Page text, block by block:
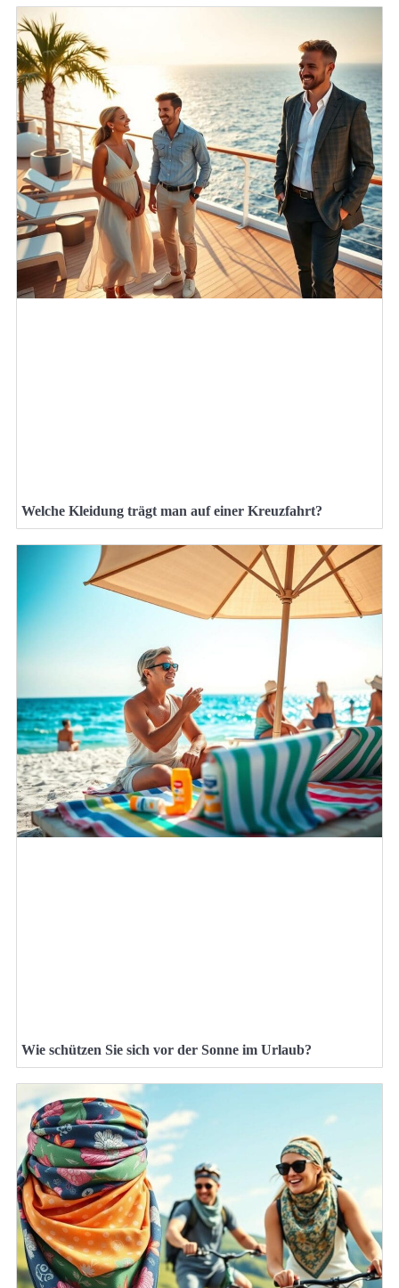
Welche Kleidung trägt man auf einer Kreuzfahrt?
Wie schützen Sie sich vor der Sonne im Urlaub?